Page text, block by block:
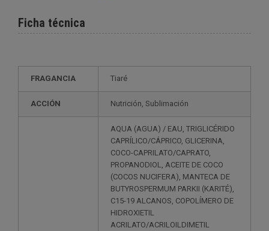
Ficha técnica
FRAGANCIA Tiaré
ACCIÓN Nutrición, Sublimación
AQUA (AGUA) / EAU, TRIGLICÉRIDO
CAPRÍLICO/CÁPRICO, GLICERINA,
COCO-CAPRILATO/CAPRATO,
PROPANODIOL, ACEITE DE COCO
(COCOS NUCIFERA), MANTECA DE
BUTYROSPERMUM PARKII (KARITÉ),
C15-19 ALCANOS, COPOLÍMERO DE
HIDROXIETIL
ACRILATO/ACRILOILDIMETIL